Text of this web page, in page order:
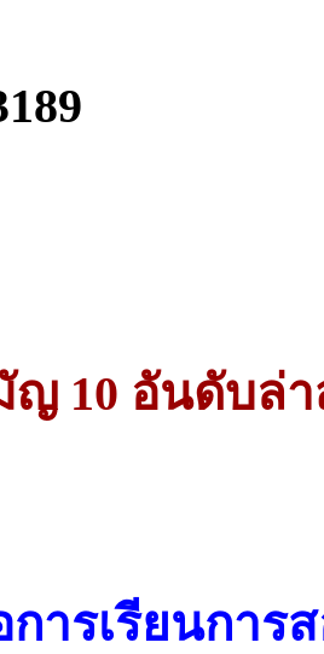
ญ 10 อันดับล่
ารเรียนการ